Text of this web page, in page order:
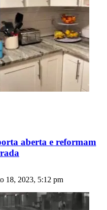
aberta e reformam
18, 2023, 5:12 pm